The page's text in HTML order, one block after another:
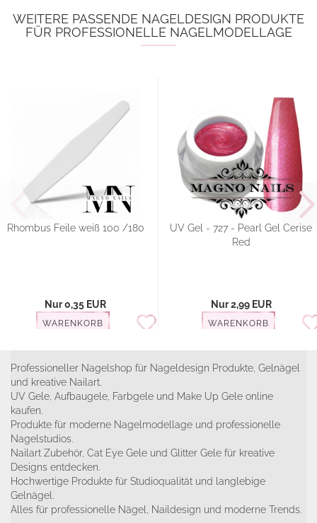
WEITERE PASSENDE NAGELDESIGN PRODUKTE
FÜR PROFESSIONELLE NAGELMODELLAGE
Rhombus Feile weiß 100 /180
Nur 0,35 EUR
WARENKORB
UV Gel - 727 - Pearl Gel Cerise
Red
Nur 2,99 EUR
WARENKORB
Professioneller Nagelshop für Nageldesign Produkte, Gelnägel
und kreative Nailart.
UV Gele, Aufbaugele, Farbgele und Make Up Gele online
kaufen.
Produkte für moderne Nagelmodellage und professionelle
Nagelstudios.
Nailart Zubehör, Cat Eye Gele und Glitter Gele für kreative
Designs entdecken.
Hochwertige Produkte für Studioqualität und langlebige
Gelnägel.
Alles für professionelle Nägel, Naildesign und moderne Trends.